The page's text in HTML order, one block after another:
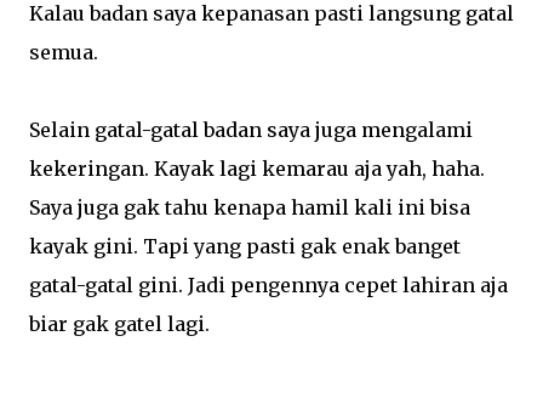
Kalau badan saya kepanasan pasti langsung gatal
semua.
Selain gatal-gatal badan saya juga mengalami
kekeringan. Kayak lagi kemarau aja yah, haha.
Saya juga gak tahu kenapa hamil kali ini bisa
kayak gini. Tapi yang pasti gak enak banget
gatal-gatal gini. Jadi pengennya cepet lahiran aja
biar gak gatel lagi.